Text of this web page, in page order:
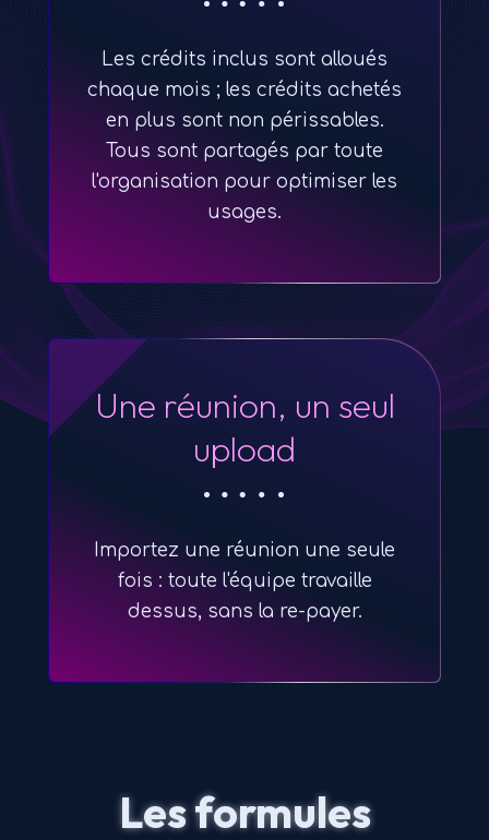
Les crédits inclus sont alloués
chaque mois ; les crédits achetés
en plus sont non périssables.
Tous sont partagés par toute
l'organisation pour optimiser les
usages.
Une réunion, un seul
upload
Importez une réunion une seule
fois : toute l'équipe travaille
dessus, sans la re-payer.
Les formules